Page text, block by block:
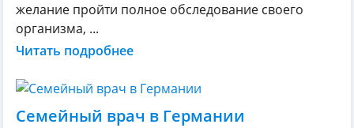
желание пройти полное обследование своего
организма, ...
Читать подробнее
Семейный врач в Германии